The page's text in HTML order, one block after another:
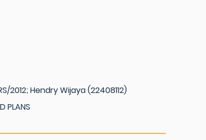
2012; Hendry Wijaya (22408112)
PLANS